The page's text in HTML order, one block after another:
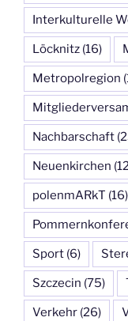
Interkulturelle
Löcknitz (16)
Metropolregion
Nachbarschaft
Neuenkirchen
polenmARkT (16)
Sport (6)
Szczecin (75)
Verkehr (26)